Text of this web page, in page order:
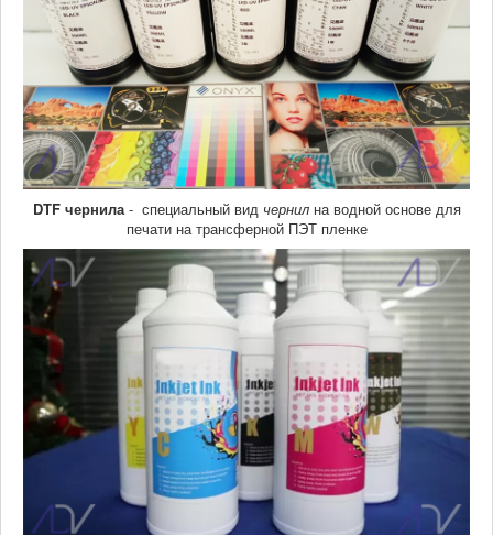
DTF чернила- специальный вид чернилна водной основе для
печати на трансферной ПЭТ пленке